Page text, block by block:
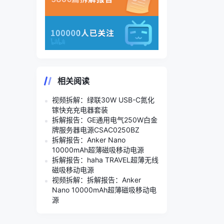
相关阅读
视频拆解：绿联30W USB-C氮化
镓快充充电器套装
拆解报告：GE通用电气250W白金
牌服务器电源CSAC0250BZ
拆解报告：Anker Nano
10000mAh超薄磁吸移动电源
拆解报告：haha TRAVEL超薄无线
磁吸移动电源
视频拆解：拆解报告：Anker
Nano 10000mAh超薄磁吸移动电
源